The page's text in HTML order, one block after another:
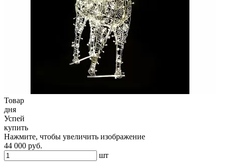
Товар
дня
Успей
купить
Нажмите, чтобы увеличить изображение
44 000 руб.
шт